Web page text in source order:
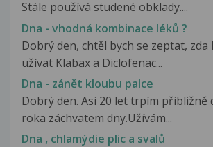
Stále používá studené obklady....
Dna - vhodná kombinace léků ?
Dobrý den, chtěl bych se zeptat, zda
užívat Klabax a Diclofenac...
Dna - zánět kloubu palce
Dobrý den. Asi 20 let trpím přibližně
roka záchvatem dny.Užívám...
Dna , chlamýdie plic a svalů